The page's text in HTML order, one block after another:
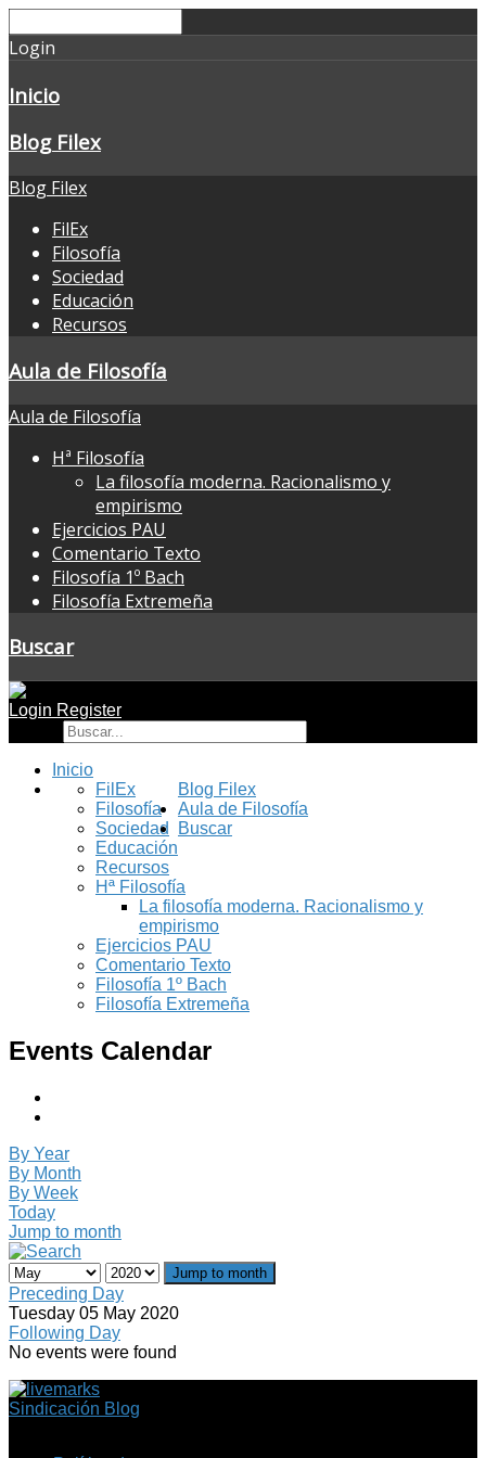
Login
Inicio
Blog Filex
Blog Filex
FilEx
Filosofía
Sociedad
Educación
Recursos
Aula de Filosofía
Aula de Filosofía
Hª Filosofía
La filosofía moderna. Racionalismo y
empirismo
Ejercicios PAU
Comentario Texto
Filosofía 1º Bach
Filosofía Extremeña
Buscar
Login Register
Inicio
Blog Filex
FilEx
Filosofía
Sociedad
Educación
Recursos
Aula de Filosofía
Hª Filosofía
La filosofía moderna. Racionalismo y
empirismo
Ejercicios PAU
Comentario Texto
Filosofía 1º Bach
Filosofía Extremeña
Buscar
Events Calendar
By Year
By Month
By Week
Today
Jump to month
Jump to month
Preceding Day
Tuesday 05 May 2020
Following Day
No events were found
Sindicación Blog